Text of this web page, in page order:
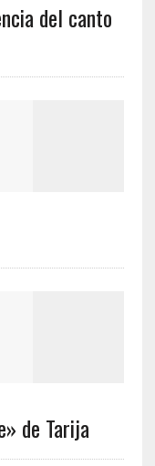
del canto
de Tarija